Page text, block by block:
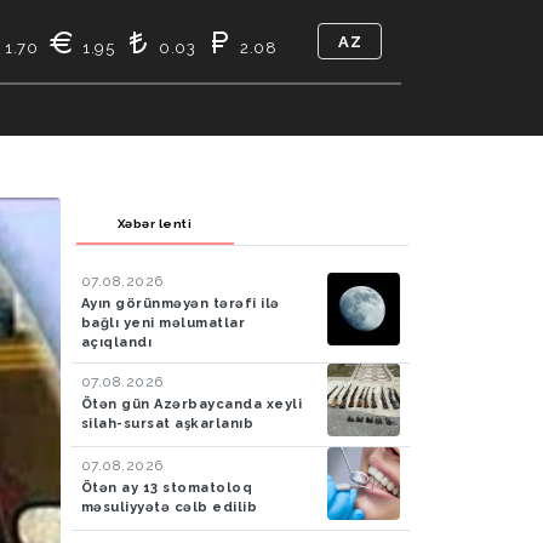
1.70 1.95 0.03 2.08 AZ
Xəbər lenti
07.08.2026
Ayın görünməyən tərəfi ilə
bağlı yeni məlumatlar
açıqlandı
07.08.2026
Ötən gün Azərbaycanda xeyli
silah-sursat aşkarlanıb
07.08.2026
Ötən ay 13 stomatoloq
məsuliyyətə cəlb edilib